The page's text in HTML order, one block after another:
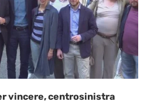
vincere, centrosinistra